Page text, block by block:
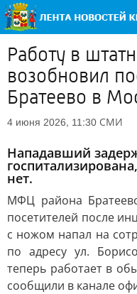
Работу в
возобновил
Братеево в
4 июня 2026, 11:30 СМИ
Нападавший
нет.
МФЦ района
посетителей после
с ножом напал на
по адресу ул.
теперь работает в
сообщили в канале